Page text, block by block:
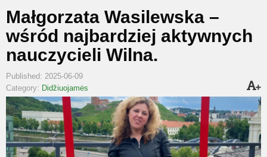
Małgorzata Wasilewska –
wśród najbardziej aktywnych
nauczycieli Wilna.
Published: 2025-06-09
Category: Didžiuojamės